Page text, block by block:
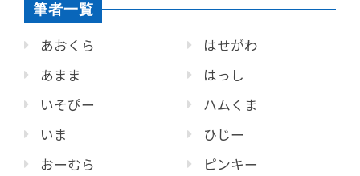
筆者一覧
あおくら
あまま
いそぴー
いま
おーむら
はせがわ
はっし
ハムくま
ひじー
ピンキー